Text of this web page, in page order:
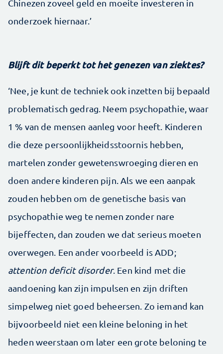
Chinezen zoveel geld en moeite investeren in
onderzoek hiernaar.’
Blijft dit beperkt tot het genezen van ziektes?
‘Nee, je kunt de techniek ook inzetten bij bepaald
problematisch gedrag. Neem psychopathie, waar
1 % van de mensen aanleg voor heeft. Kinderen
die deze persoonlijkheidsstoornis hebben,
martelen zonder gewetenswroeging dieren en
doen andere kinderen pijn. Als we een aanpak
zouden hebben om de genetische basis van
psychopathie weg te nemen zonder nare
bijeffecten, dan zouden we dat serieus moeten
overwegen. Een ander voorbeeld is ADD;
attention deficit disorder. Een kind met die
aandoening kan zijn impulsen en zijn driften
simpelweg niet goed beheersen. Zo iemand kan
bijvoorbeeld niet een kleine beloning in het
heden weerstaan om later een grote beloning te